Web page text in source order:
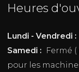
Heures
Lundi - Vendredi :
Samedi :
Fermé
pour les